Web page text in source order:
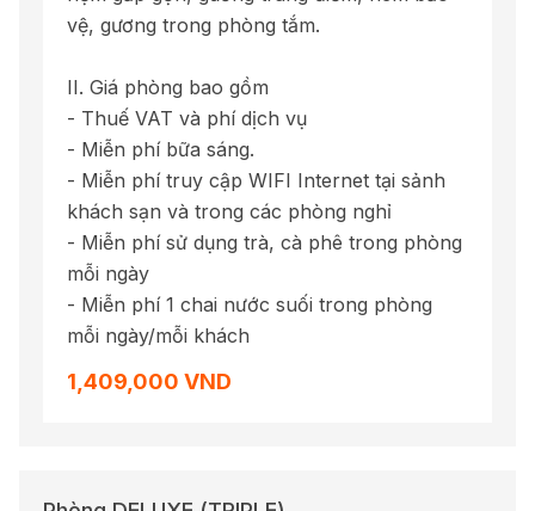
vệ, gương trong phòng tắm.
II. Giá phòng bao gồm
- Thuế VAT và phí dịch vụ
- Miễn phí bữa sáng.
- Miễn phí truy cập WIFI Internet tại sảnh
khách sạn và trong các phòng nghỉ
- Miễn phí sử dụng trà, cà phê trong phòng
mỗi ngày
- Miễn phí 1 chai nước suối trong phòng
mỗi ngày/mỗi khách
1,409,000 VND